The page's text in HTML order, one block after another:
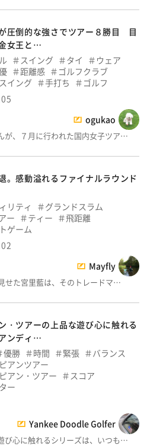
圧倒的な強さでツアー８勝目 目
女王と…
スイング タイ
ウェア
距離感
ゴルフクラブ
イング
手打ち
ゴルフ
ogukao
が、７月に行われた国内女子ツア…
。感動溢れるファイナルラウンド
リティ
グランドスラム
ー
ティー
飛距離
ゲーム
Mayfly
せた宮里藍は、そのトレードマ…
・ツアーの上品な遊び心に触れる
ンディ…
優勝 時間 緊張
バランス
アンツアー
アン・ツアー
スコア
ー
Yankee Doodle Golfer
び心に触れるシリーズは、いつも…